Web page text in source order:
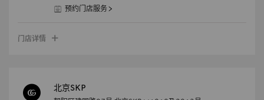
预约门店服务
门店详情
北京SKP